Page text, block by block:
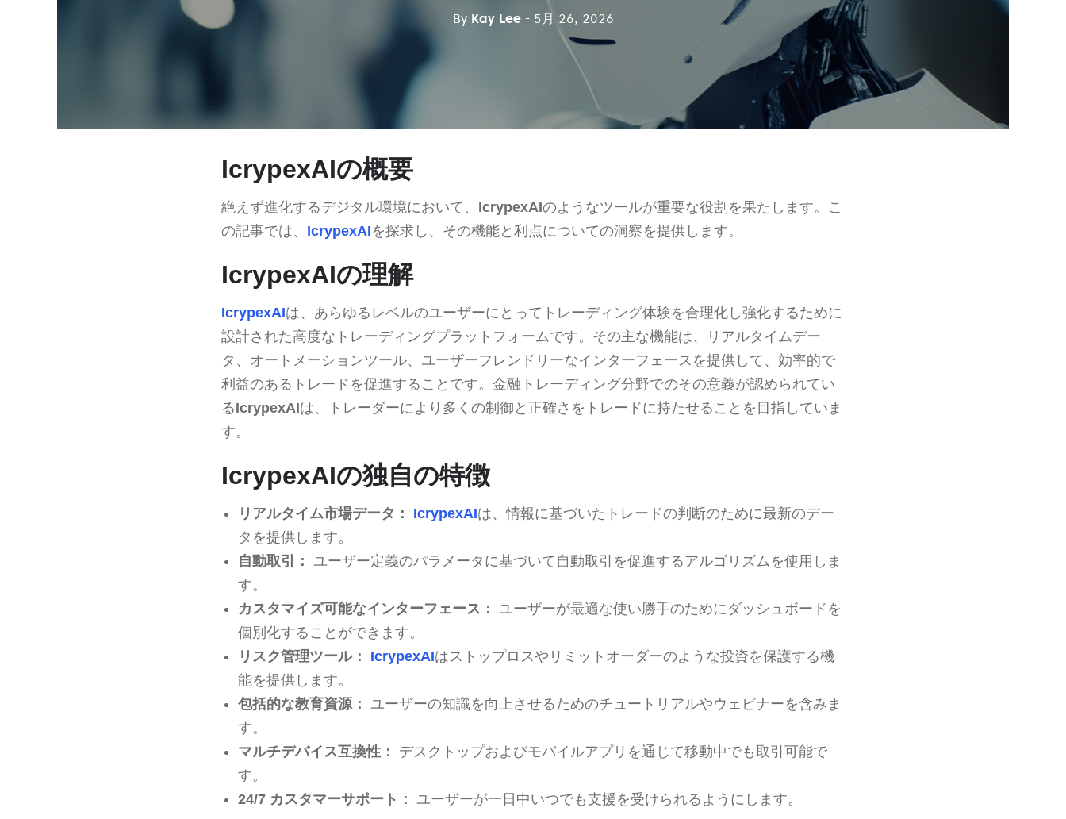
By Kay Lee - 5月 26, 2026
IcrypexAIの概要
絶えず進化するデジタル環境において、 IcrypexAIのようなツールが重要な役割を果たします。こ
の記事では、 IcrypexAIを探求し、その機能と利点についての洞察を提供します。
IcrypexAIの理解
IcrypexAIは、あらゆるレベルのユーザーにとってトレーディング体験を合理化し強化するために
設計された高度なトレーディングプラットフォームです。その主な機能は、リアルタイムデー
タ、オートメーションツール、ユーザーフレンドリーなインターフェースを提供して、効率的で
利益のあるトレードを促進することです。金融トレーディング分野でのその意義が認められてい
るIcrypexAIは、トレーダーにより多くの制御と正確さをトレードに持たせることを目指していま
す。
IcrypexAIの独自の特徴
リアルタイム市場データ： IcrypexAIは、情報に基づいたトレードの判断のために最新のデー
タを提供します。
自動取引：
ユーザー定義のパラメータに基づいて自動取引を促進するアルゴリズムを使用しま
す。
カスタマイズ可能なインターフェース：
ユーザーが最適な使い勝手のためにダッシュボードを
個別化することができます。
リスク管理ツール：
IcrypexAIはストップロスやリミットオーダーのような投資を保護する機
能を提供します。
包括的な教育資源：
ユーザーの知識を向上させるためのチュートリアルやウェビナーを含みま
す。
マルチデバイス互換性：
デスクトップおよびモバイルアプリを通じて移動中でも取引可能で
す。
24/7 カスタマーサポート：
ユーザーが一日中いつでも支援を受けられるようにします。